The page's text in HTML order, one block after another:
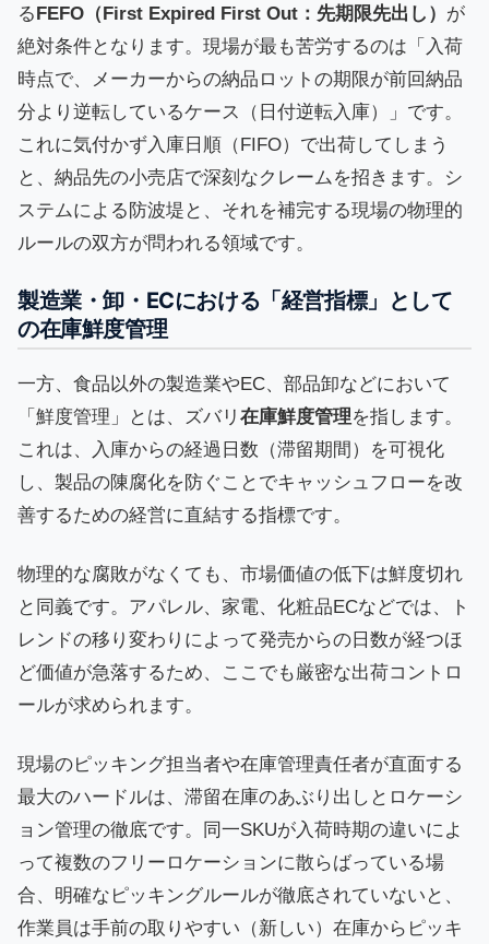
るFEFO（First Expired First Out：先期限先出し） が
絶対条件となります。現場が最も苦労するのは「入荷
時点で、メーカーからの納品ロットの期限が前回納品
分より逆転しているケース（日付逆転入庫）」です。
これに気付かず入庫日順（FIFO）で出荷してしまう
と、納品先の小売店で深刻なクレームを招きます。シ
ステムによる防波堤と、それを補完する現場の物理的
ルールの双方が問われる領域です。
製造業・卸・ECにおける「経営指標」として
の在庫鮮度管理
一方、食品以外の製造業やEC、部品卸などにおいて
「鮮度管理」とは、ズバリ 在庫鮮度管理を指します。
これは、入庫からの経過日数（滞留期間）を可視化
し、製品の陳腐化を防ぐことでキャッシュフローを改
善するための経営に直結する指標です。
物理的な腐敗がなくても、市場価値の低下は鮮度切れ
と同義です。アパレル、家電、化粧品ECなどでは、ト
レンドの移り変わりによって発売からの日数が経つほ
ど価値が急落するため、ここでも厳密な出荷コントロ
ールが求められます。
現場のピッキング担当者や在庫管理責任者が直面する
最大のハードルは、滞留在庫のあぶり出しとロケーシ
ョン管理の徹底です。同一SKUが入荷時期の違いによ
って複数のフリーロケーションに散らばっている場
合、明確なピッキングルールが徹底されていないと、
作業員は手前の取りやすい（新しい）在庫からピッキ